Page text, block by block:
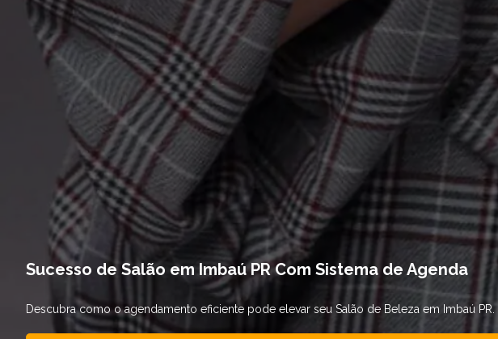
Sucesso de Salão em Imbaú PR Com Sistema de Agenda
Descubra como o agendamento eficiente pode elevar seu Salão de Beleza em Imbaú